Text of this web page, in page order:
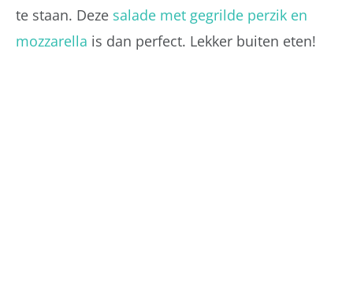
te staan. Deze salade met gegrilde perzik en
mozzarella is dan perfect. Lekker buiten eten!